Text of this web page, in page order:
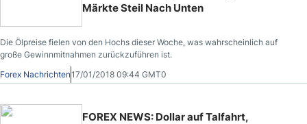
Märkte Steil Nach Unten
Die Ölpreise fielen von den Hochs dieser Woche, was wahrscheinlich auf
große Gewinnmitnahmen zurückzuführen ist.
Forex Nachrichten17/01/2018 09:44 GMT0
FOREX NEWS: Dollar auf Talfahrt,